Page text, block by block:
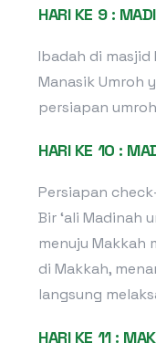
HARI KE 9 :
Ibadah di
Manasik Umroh
persiapan
HARI KE 10 :
Persiapan
Bir ‘ali Madinah
menuju Makkah
di Makkah,
langsung
HARI KE 11 :